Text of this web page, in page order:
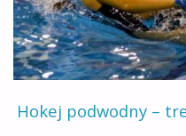
Hokej podwodny –